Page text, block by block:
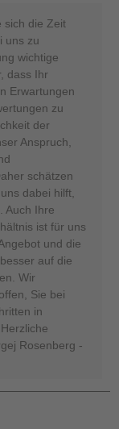
sich die Zeit
uns zu
wichtige
dass Ihr
Erwartungen
zu
der
Anspruch,
schätzen
dabei hilft,
Auch Ihre
ist für uns
und die
auf die
Wir
Sie bei
in
Rosenberg -